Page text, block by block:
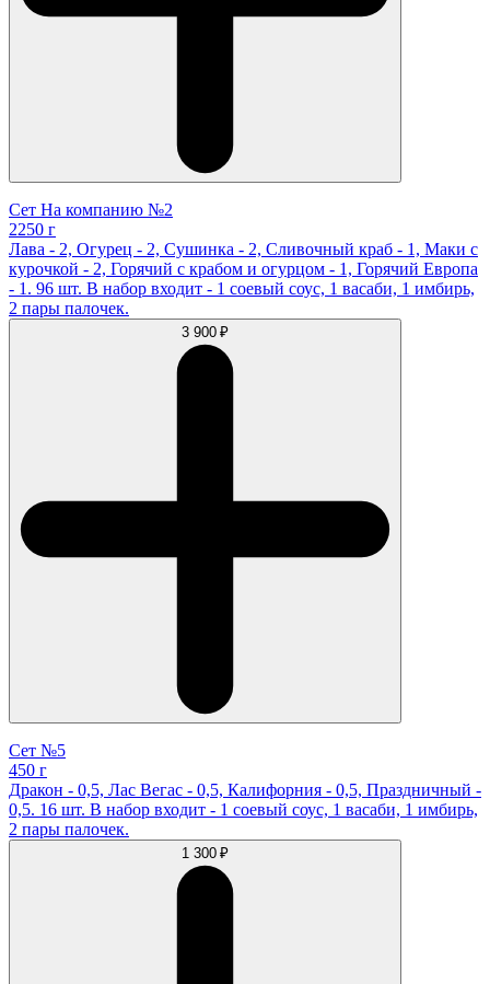
Сет На компанию №2
2250 г
Лава - 2, Огурец - 2, Сушинка - 2, Сливочный краб - 1, Маки с
курочкой - 2, Горячий с крабом и огурцом - 1, Горячий Европа
- 1. 96 шт. В набор входит - 1 соевый соус, 1 васаби, 1 имбирь,
2 пары палочек.
3 900 ₽
Сет №5
450 г
Дракон - 0,5, Лас Вегас - 0,5, Калифорния - 0,5, Праздничный -
0,5. 16 шт. В набор входит - 1 соевый соус, 1 васаби, 1 имбирь,
2 пары палочек.
1 300 ₽